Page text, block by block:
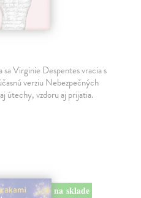
Virginie Despentes vracia s
verziu Nebezpečných
útechy, vzdoru aj prijatia.
na sklade